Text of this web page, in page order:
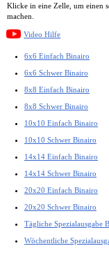
Klicke in eine Zelle, um einen
machen.
Video Hilfe
6x6 Einfach Binairo
6x6 Schwer Binairo
8x8 Einfach Binairo
8x8 Schwer Binairo
10x10 Einfach Binairo
10x10 Schwer Binairo
14x14 Einfach Binairo
14x14 Schwer Binairo
20x20 Einfach Binairo
20x20 Schwer Binairo
Tägliche Spezialausgabe
Wöchentliche